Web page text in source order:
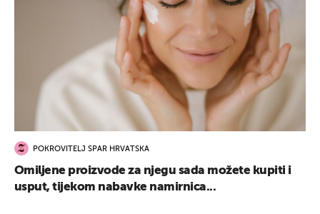
POKROVITELJ SPAR HRVATSKA
Omiljene proizvode za njegu sada možete kupiti i
usput, tijekom nabavke namirnica...